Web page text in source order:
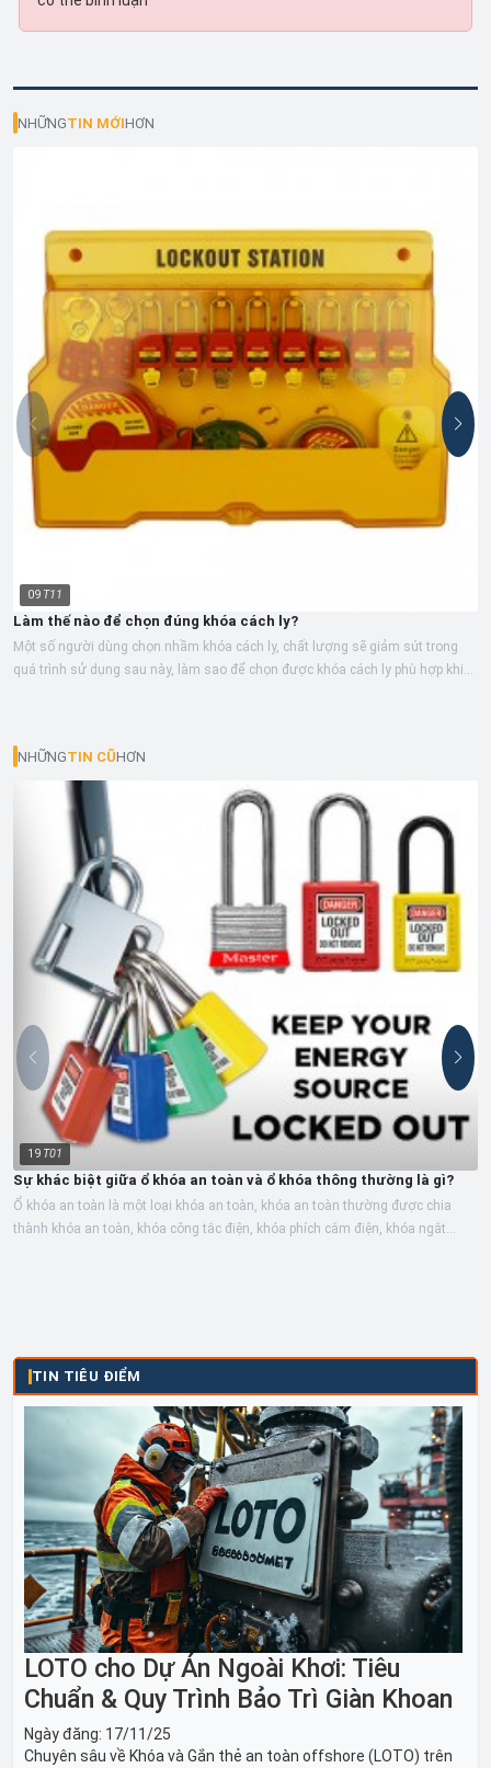
NHỮNGTIN MỚIHƠN
09 T11
Làm thế nào để chọn đúng khóa cách ly?
Một số người dùng chọn nhầm khóa cách ly, chất lượng sẽ giảm sút trong
quá trình sử dụng sau này, làm sao để chọn được khóa cách ly phù hợp khi
NHỮNGTIN CŨHƠN
19 T01
Sự khác biệt giữa ổ khóa an toàn và ổ khóa thông thường là gì?
Ổ khóa an toàn là một loại khóa an toàn, khóa an toàn thường được chia
thành khóa an toàn, khóa công tắc điện, khóa phích cắm điện, khóa ngắt
TIN TIÊU ĐIỂM
LOTO cho Dự Án Ngoài Khơi: Tiêu
Chuẩn & Quy Trình Bảo Trì Giàn Khoan
Ngày đăng: 17/11/25
Chuyên sâu về Khóa và Gắn thẻ an toàn offshore (LOTO) trên